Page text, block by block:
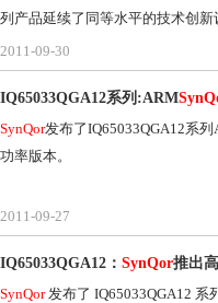
列产品延续了同等水平的技术创
用和电池备份，可直接驱动风扇、
2011-09-30
IQ65033QGA12系列:ARM
SynQor发布了IQ65033QGA12系
功率版本。
2011-09-27
IQ65033QGA12： SynQor推出
SynQor发布了 IQ65033QGA12 系